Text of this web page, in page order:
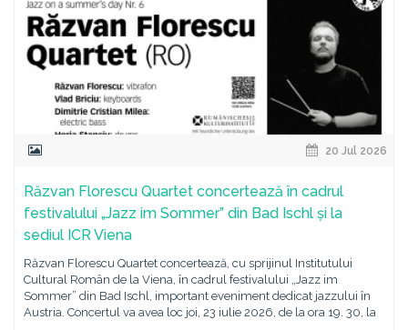
20 Jul 2026
Răzvan Florescu Quartet concertează în cadrul
festivalului „Jazz im Sommer” din Bad Ischl și la
sediul ICR Viena
Răzvan Florescu Quartet concertează, cu sprijinul Institutului
Cultural Român de la Viena, în cadrul festivalului „Jazz im
Sommer” din Bad Ischl, important eveniment dedicat jazzului în
Austria. Concertul va avea loc joi, 23 iulie 2026, de la ora 19. 30, la